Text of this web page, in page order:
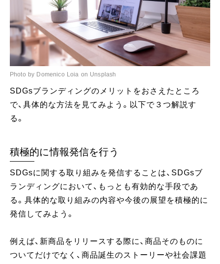
Photo by Domenico Loia on Unsplash
SDGsブランディングのメリットをおさえたところ
で、具体的な方法を見てみよう。以下で３つ解説す
る。
積極的に情報発信を行う
SDGsに関する取り組みを発信することは、SDGsブ
ランディングにおいて、もっとも有効的な手段であ
る。具体的な取り組みの内容や今後の展望を積極的に
発信してみよう。
例えば、新商品をリリースする際に、商品そのものに
ついてだけでなく、商品誕生のストーリーや社会課題